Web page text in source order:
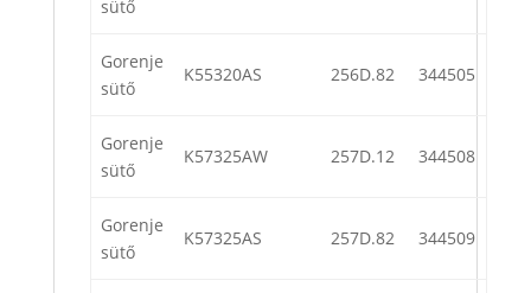
sütő
Gorenje
sütő
K55320AS 256D.82 344505
Gorenje
sütő
K57325AW 257D.12 344508
Gorenje
sütő
K57325AS 257D.82 344509